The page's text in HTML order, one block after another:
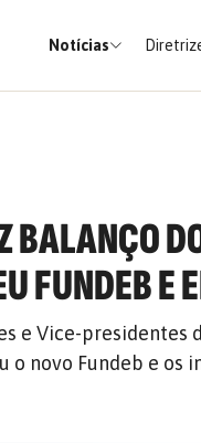
Notícias
FUNDEB E
e Vice-presidentes
o novo Fundeb e os